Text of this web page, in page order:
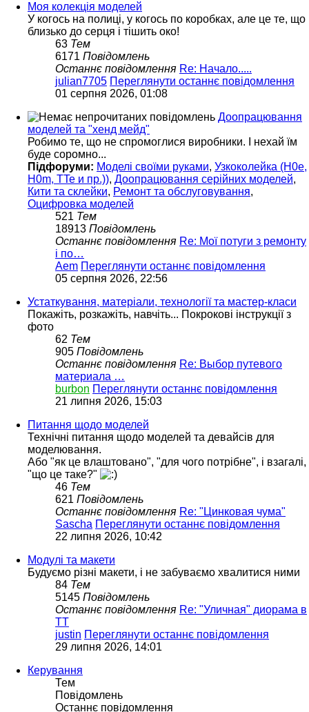
Моя колекція моделей
У когось на полиці, у когось по коробках, але це те, що
близько до серця і тішить око!
63 Тем
6171 Повідомлень
Останнє повідомлення Re: Начало.....
julian7705 Переглянути останнє повідомлення
01 серпня 2026, 01:08
Доопрацювання
моделей та "хенд мейд"
Робимо те, що не спромоглися виробники. І нехай їм
буде соромно...
Підфоруми: Моделі своїми руками, Узкоколейка (H0e,
H0m, TTe и пр.)), Доопрацювання серійних моделей,
Кити та склейки, Ремонт та обслуговування,
Оцифровка моделей
521 Тем
18913 Повідомлень
Останнє повідомлення Re: Мої потуги з ремонту
і по…
Aem Переглянути останнє повідомлення
05 серпня 2026, 22:56
Устаткування, матеріали, технології та мастер-класи
Покажіть, розкажіть, навчіть... Покрокові інструкції з
фото
62 Тем
905 Повідомлень
Останнє повідомлення Re: Выбор путевого
материала …
burbon Переглянути останнє повідомлення
21 липня 2026, 15:03
Питання щодо моделей
Технічні питання щодо моделей та девайсів для
моделювання.
Або "як це влаштовано", "для чого потрібне", і взагалі,
"що це таке?"
46 Тем
621 Повідомлень
Останнє повідомлення Re: "Цинковая чума"
Sascha Переглянути останнє повідомлення
22 липня 2026, 10:42
Модулі та макети
Будуємо різні макети, і не забуваємо хвалитися ними
84 Тем
5145 Повідомлень
Останнє повідомлення Re: "Уличная" диорама в
ТТ
justin Переглянути останнє повідомлення
29 липня 2026, 14:01
Керування
Тем
Повідомлень
Останнє повідомлення